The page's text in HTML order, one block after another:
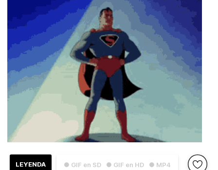
● GIF en SD ● GIF en HD ● MP4
LEYENDA